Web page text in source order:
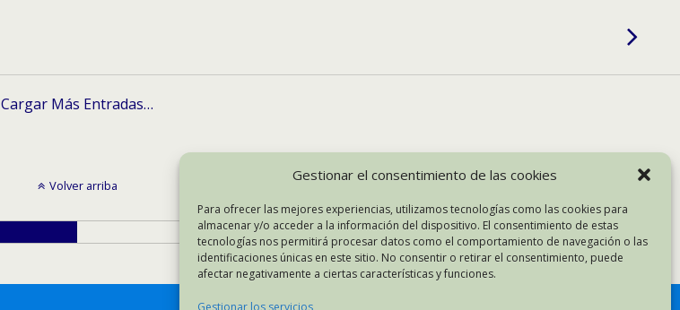
Gestionar el consentimiento de las cookies
Para ofrecer las mejores experiencias, utilizamos tecnologías como las cookies para
almacenar y/o acceder a la información del dispositivo. El consentimiento de estas
tecnologías nos permitirá procesar datos como el comportamiento de navegación o las
identificaciones únicas en este sitio. No consentir o retirar el consentimiento, puede
afectar negativamente a ciertas características y funciones.
Gestionar los servicios
Cargar Más Entradas…
Volver arriba
Escritorio